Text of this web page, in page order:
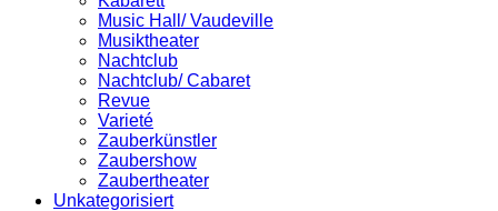
Music Hall/ Vaudeville
Musiktheater
Nachtclub
Nachtclub/ Cabaret
Revue
Varieté
Zauberkünstler
Zaubershow
Zaubertheater
Unkategorisiert